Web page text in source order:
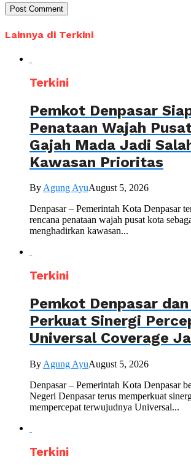
Lainnya di Terkini
Terkini
Pemkot Denpasar
Penataan Wajah
Gajah Mada Jadi
Kawasan Prioritas
ByAgung AyuAugust 5, 2026
Denpasar – Pemerintah Kota Denpasar
rencana penataan wajah pusat kota
menghadirkan kawasan...
Terkini
Pemkot Denpasar
Perkuat Sinergi
Universal Coverage
By Agung AyuAugust 5, 2026
Denpasar – Pemerintah Kota Denpasar
Negeri Denpasar terus memperkuat
mempercepat terwujudnya Universal...
Terkini